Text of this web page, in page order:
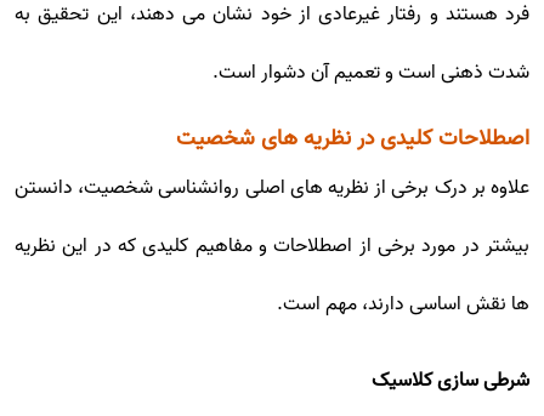
فرد هستند و رفتار غیرعادی از خود نشان می دهند، این تحقیق به
شدت ذهنی است و تعمیم آن دشوار است.
اصطلاحات کلیدی در نظریه های شخصیت
علاوه بر درک برخی از نظریه های اصلی روانشناسی شخصیت، دانستن
بیشتر در مورد برخی از اصطلاحات و مفاهیم کلیدی که در این نظریه
ها نقش اساسی دارند، مهم است.
شرطی سازی کلاسیک